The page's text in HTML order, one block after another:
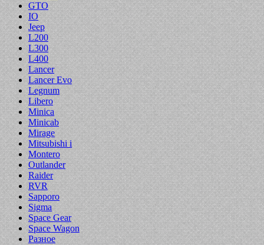
GTO
IO
Jeep
L200
L300
L400
Lancer
Lancer Evo
Legnum
Libero
Minica
Minicab
Mirage
Mitsubishi i
Montero
Outlander
Raider
RVR
Sapporo
Sigma
Space Gear
Space Wagon
Разное